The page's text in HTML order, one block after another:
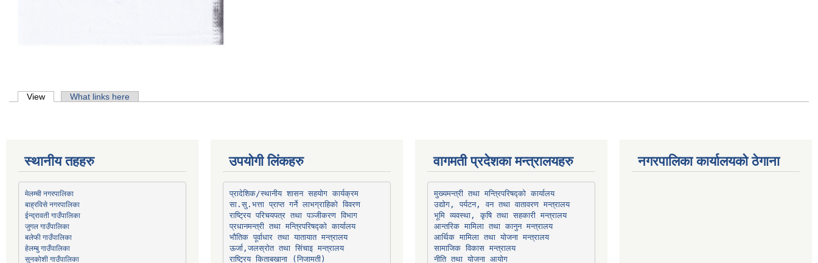
Primary tabs
View (active tab)What links here
स्थानीय तहहरु
मेलम्ची नगरपालिका
बाह्रविसे नगरपालिका
ईन्द्रावती गाउँपालिका
जुगल गाउँपालिका
बलेफी गाउँपालिका
हेलम्बु गाउँपालिका
सुनकोशी गाउँपालिका
उपयोगी लिंकहरु
प्रादेशिक/स्थानीय शासन सहयोग कार्यक्रम
सा.सु.भत्ता प्राप्त गर्ने लाभग्राहिको विवरण
राष्ट्रिय परिचयपत्र तथा पञ्‍जीकरण विभाग
प्रधानमन्त्री तथा मन्त्रिपरिषद्को कार्यालय
भौतिक पूर्वाधार तथा यातायात मन्त्रालय
ऊर्जा,जलस्रोत तथा सिंचाइ मन्त्रालय
वागमती प्रदेशका मन्त्रालयहरु
मुख्यमन्त्री तथा मन्त्रिपरिषद्को कार्यालय
उद्योग, पर्यटन, वन तथा वातावरण मन्त्रालय
भूमि व्यवस्था, कृषि तथा सहकारी मन्त्रालय
आन्तरिक मामिला तथा कानुन मन्त्रालय
आर्थिक मामिला तथा योजना मन्त्रालय
सामाजिक विकास मन्त्रालय
नीति तथा योजना आयोग
नगरपालिका कार्यालयको ठेगाना